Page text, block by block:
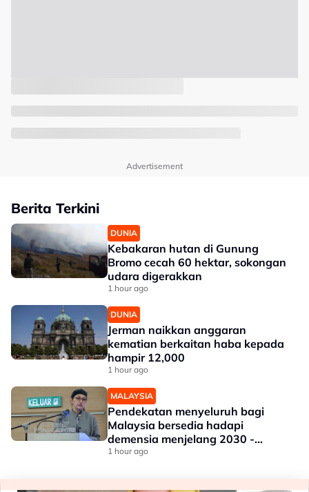
Advertisement
Berita Terkini
DUNIA
Kebakaran hutan di Gunung
Bromo cecah 60 hektar, sokongan
udara digerakkan
1 hour ago
DUNIA
Jerman naikkan anggaran
kematian berkaitan haba kepada
hampir 12,000
1 hour ago
MALAYSIA
Pendekatan menyeluruh bagi
Malaysia bersedia hadapi
demensia menjelang 2030 -
Hanifah
1 hour ago